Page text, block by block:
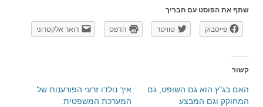
שתף את הפוסט עם חבריך
פייסבוק טוויטר הדפס דואר אלקטרוני
קשור
האם בג"ץ הוא גם השופט, גם
המחוקק וגם המבצע
איך נולדו זרעי הפורענות של
המערכת המשפטית